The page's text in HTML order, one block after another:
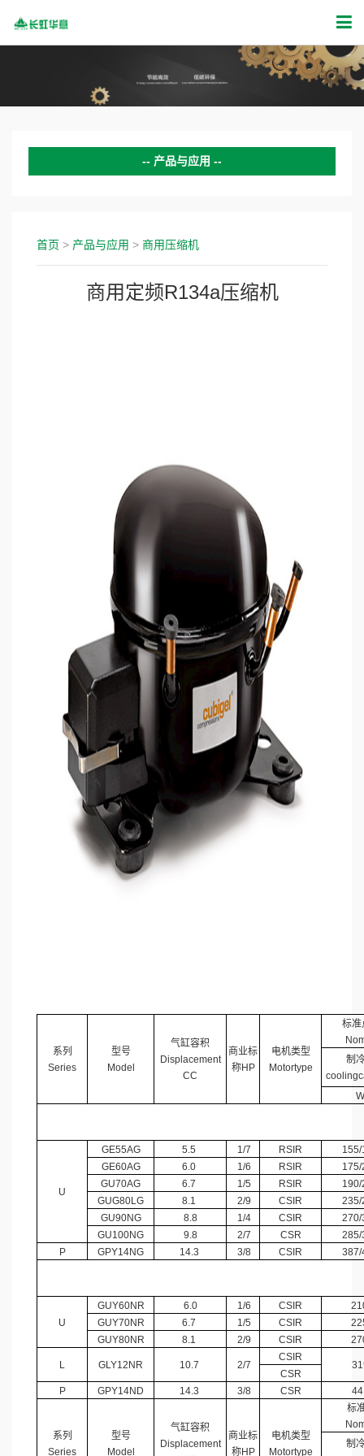
产品与应用
商用压缩机
首页 > 产品与应用 > 商用压缩机
商用定频R134a压缩机
系列
Series
型号
Model
气缸容积
Displacement
CC
商业标
称HP
电机类型
Motortype
标准
制
W
U
GE55AG 5.5 1/7 RSIR
155/
GE60AG
6.0 1/6 RSIR
175/
GU70AG
6.7 1/5 RSIR
190/
GUG80LG
8.1 2/9 CSIR
235/
GU90NG
8.8 1/4 CSIR
270/
GU100NG
9.8 2/7 CSR
285/
P
GPY14NG 14.3 3/8 CSIR 387/
U
GUY60NR 6.0 1/6 CSIR
GUY70NR
6.7 1/5 CSIR
GUY80NR
8.1 2/9 CSIR
L GLY12NR 10.7 2/7
CSIR
CSR
P
GPY14ND 14.3 3/8 CSR
系列
Series
型号
Model
气缸容积
Displacement
商业标
称HP
电机类型
Motortype
标
制